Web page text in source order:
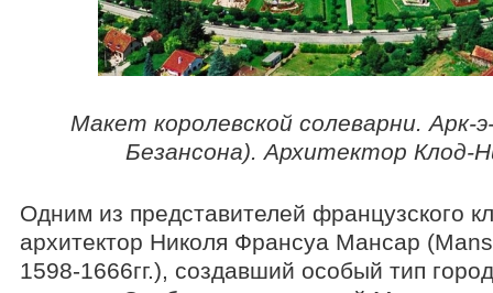
Макет королевской солеварни. Арк-
Безансона). Архитектор Клод-
Одним из представителей французского
архитектор Николя Франсуа Мансар
1598-1666гг.), создавший особый тип